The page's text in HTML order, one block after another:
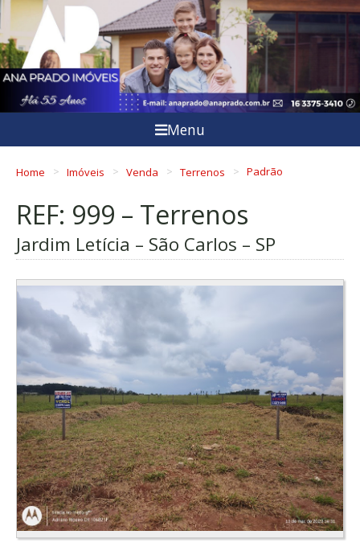
Menu
Home Imóveis Venda Terrenos Padrão
REF: 999 – Terrenos
Jardim Letícia – São Carlos – SP